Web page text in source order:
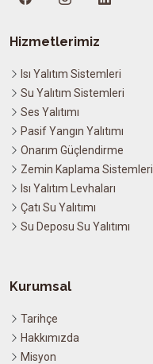
Hizmetlerimiz
Isı Yalıtım Sistemleri
Su Yalıtım Sistemleri
Ses Yalıtımı
Pasif Yangın Yalıtımı
Onarım Güçlendirme
Zemin Kaplama Sistemleri
Isı Yalıtım Levhaları
Çatı Su Yalıtımı
Su Deposu Su Yalıtımı
Kurumsal
Tarihçe
Hakkımızda
Misyon